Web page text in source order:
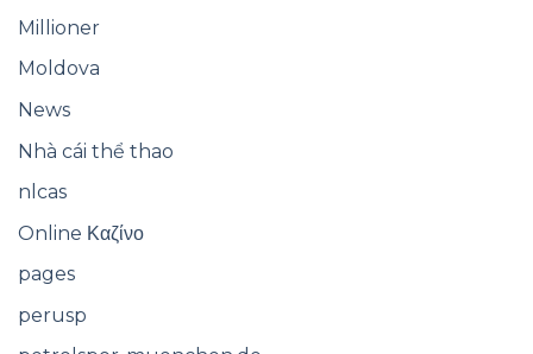
Millioner
Moldova
News
Nhà cái thể thao
nlcas
Online Καζίνο
pages
perusp